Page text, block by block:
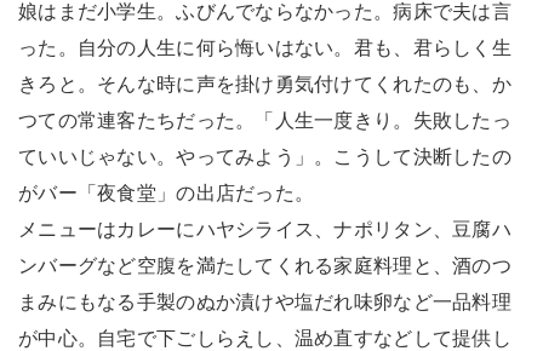
娘はまだ小学生。ふびんでならなかった。病床で夫は言
った。自分の人生に何ら悔いはない。君も、君らしく生
きろと。そんな時に声を掛け勇気付けてくれたのも、か
つての常連客たちだった。「人生一度きり。失敗したっ
ていいじゃない。やってみよう」。こうして決断したの
がバー「夜食堂」の出店だった。
メニューはカレーにハヤシライス、ナポリタン、豆腐ハ
ンバーグなど空腹を満たしてくれる家庭料理と、酒のつ
まみにもなる手製のぬか漬けや塩だれ味卵など一品料理
が中心。自宅で下ごしらえし、温め直すなどして提供し